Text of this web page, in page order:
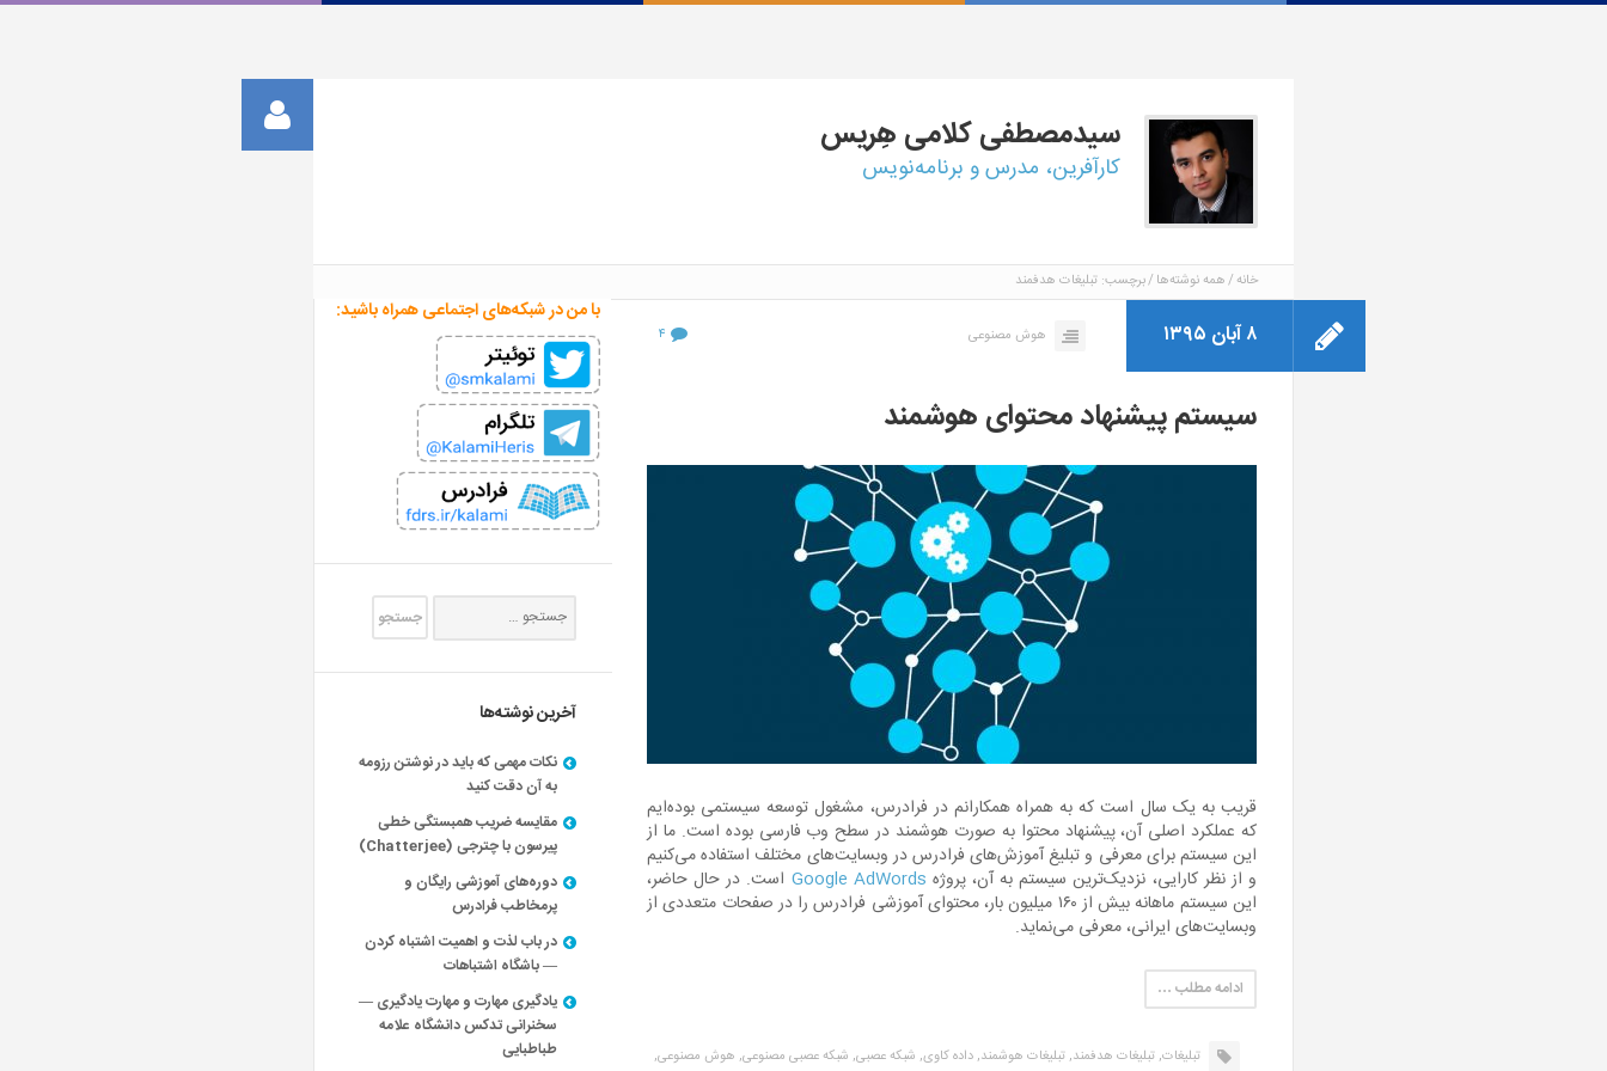
سیدمصطفیکلامی هِریس
کارآفرین، مدرس و برنامه‌نویس
خانه همه نوشته‌ها برچسب: تبلیغات هدفمند
۸ آبان ۱۳۹۵ هوش مصنوعی ۴
سیستم پیشنهاد محتوای هوشمند
قریب به یک سال است که به همراه همکارانم در فرادرس، مشغول توسعه سیستمی بوده‌ایم
که عملکرد اصلی آن، پیشنهاد محتوا به صورت هوشمند در سطح وب فارسی بوده است. ما از
این سیستم برای معرفی و تبلیغ آموزش‌های فرادرس در وبسایت‌های مختلف استفاده می‌کنیم
و از نظر کارایی، نزدیک‌ترین سیستم به آن، پروژه Google AdWords است. در حال حاضر،
این سیستم ماهانه بیش از ۱۶۰ میلیون بار، محتوای آموزشی فرادرس را در صفحات متعددی از
وبسایت‌های ایرانی، معرفی می‌نماید.
ادامه مطلب …
تبلیغات,تبلیغات هدفمند,تبلیغات هوشمند,داده کاوی, شبکه عصبی, شبکه عصبی مصنوعی, هوش مصنوعی,
با من در شبکه‌های اجتماعی همراه باشید:
آخرین نوشته‌ها
نکات مهمی که باید در نوشتن رزومه
به آن دقت کنید
مقایسه ضریب همبستگی خطی
پیرسون با چترجی (Chatterjee)
دوره‌های آموزشی رایگان و
پرمخاطب فرادرس
در باب لذت و اهمیت اشتباه کردن
— باشگاه اشتباهات
یادگیری مهارت و مهارت یادگیری —
سخنرانی تدکس دانشگاه علامه
طباطبایی